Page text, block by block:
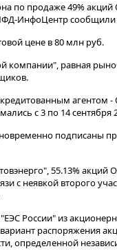
по продаже 49% акций
ИнфоЦентр сообщили
цене в 80 млн руб.
компании", равная
агентом -
с 3 по 14 сентября
подписаны
55.13% акций
с неявкой второго
России" из
распоряжения
определенной